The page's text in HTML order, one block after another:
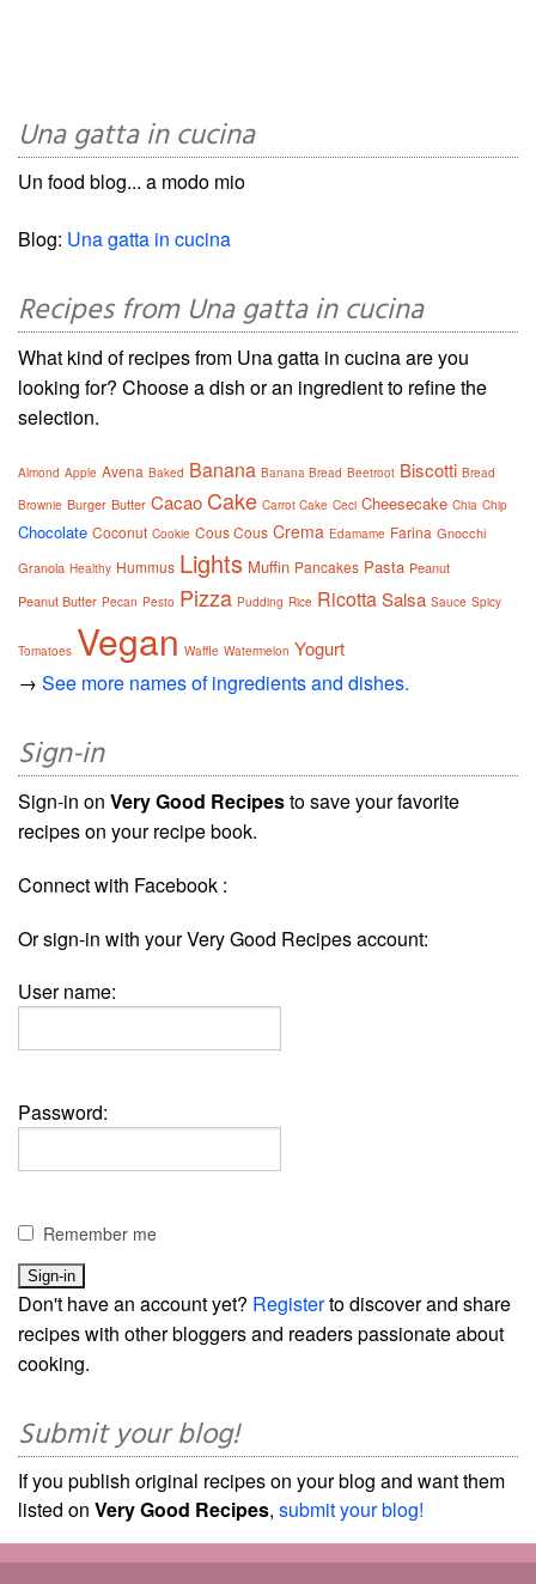
Una gatta in cucina
Un food blog... a modo mio
Blog: Una gatta in cucina
Recipes from Una gatta in cucina
What kind of recipes from Una gatta in cucina are you
looking for? Choose a dish or an ingredient to refine the
selection.
Almond Apple Avena Baked Banana Banana Bread Beetroot Biscotti Bread
Brownie Burger Butter Cacao Cake Carrot Cake Ceci Cheesecake Chia Chip
Chocolate Coconut Cookie Cous Cous Crema Edamame Farina Gnocchi
Granola Healthy Hummus Lights Muffin Pancakes Pasta Peanut
Peanut Butter Pecan Pesto Pizza Pudding Rice RicottaSalsa Sauce Spicy
Tomatoes Vegan Waffle Watermelon Yogurt
→ See more names of ingredients and dishes.
Sign-in
Sign-in on Very Good Recipesto save your favorite
recipes on your recipe book.
Connect with Facebook :
Or sign-in with your Very Good Recipes account:
User name:
Password:
Remember me
Don't have an account yet? Registerto discover and share
recipes with other bloggers and readers passionate about
cooking.
Submit your blog!
If you publish original recipes on your blog and want them
listed on Very Good Recipes, submit your blog!